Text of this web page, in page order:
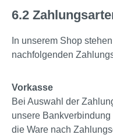
6.2
In unserem Shop
nachfolgenden
Vorkasse
Bei Auswahl der
unsere
die Ware nach